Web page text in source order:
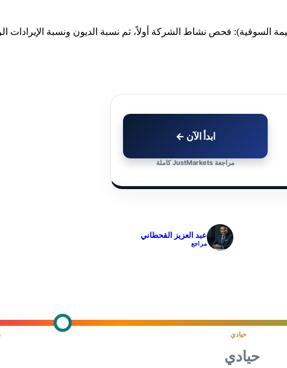
ابدأ الآن ←
مراجعة JustMarkets كاملة
عبد العزيز القحطاني
مراجع
حيادي
حيادي